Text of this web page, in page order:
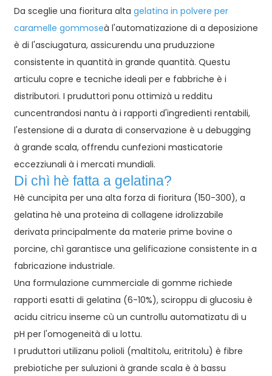
Da sceglie una fioritura alta gelatina in polvere per
caramelle gommoseà l'automatizazione di a deposizione
è di l'asciugatura, assicurendu una pruduzzione
consistente in quantità in grande quantità. Questu
articulu copre e tecniche ideali per e fabbriche è i
distributori. I pruduttori ponu ottimizà u redditu
cuncentrandosi nantu à i rapporti d'ingredienti rentabili,
l'estensione di a durata di conservazione è u debugging
à grande scala, offrendu cunfezioni masticatorie
eccezziunali à i mercati mundiali.
Di chì hè fatta a gelatina?
Hè cuncipita per una alta forza di fioritura (150-300), a
gelatina hè una proteina di collagene idrolizzabile
derivata principalmente da materie prime bovine o
porcine, chì garantisce una gelificazione consistente in a
fabricazione industriale.
Una formulazione cummerciale di gomme richiede
rapporti esatti di gelatina (6-10%), sciroppu di glucosiu è
acidu citricu inseme cù un cuntrollu automatizatu di u
pH per l'omogeneità di u lottu.
I pruduttori utilizanu polioli (maltitolu, eritritolu) è fibre
prebiotiche per suluzioni à grande scala è à bassu